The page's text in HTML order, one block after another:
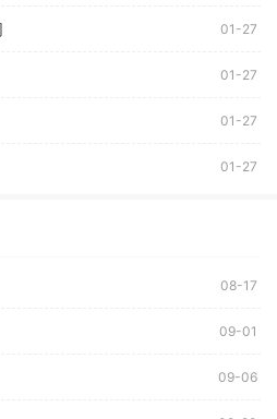
01-27
01-27
01-27
01-27
08-17
09-01
09-06